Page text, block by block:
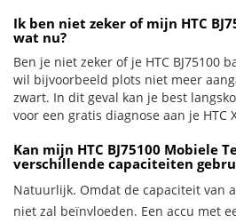
Ik ben niet zeker of mijn HTC
wat nu?
Ben je niet zeker of je HTC BJ75100
wil bijvoorbeeld plots niet meer
zwart. In dit geval kan je best
voor een gratis diagnose aan je HTC
Kan mijn HTC BJ75100 Mobiele
verschillende capaciteiten
Natuurlijk. Omdat de capaciteit van
niet zal beïnvloeden. Een accu met